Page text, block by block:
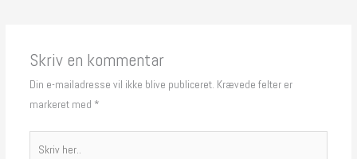
Skriv en kommentar
Din e-mailadresse vil ikke blive publiceret. Krævede felter er
markeret med *